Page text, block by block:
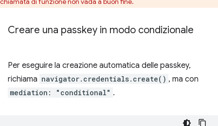
Creare una passkey in modo condizionale
Per eseguire la creazione automatica delle passkey,
richiama navigator.credentials.create() , ma con
mediation: "conditional" .